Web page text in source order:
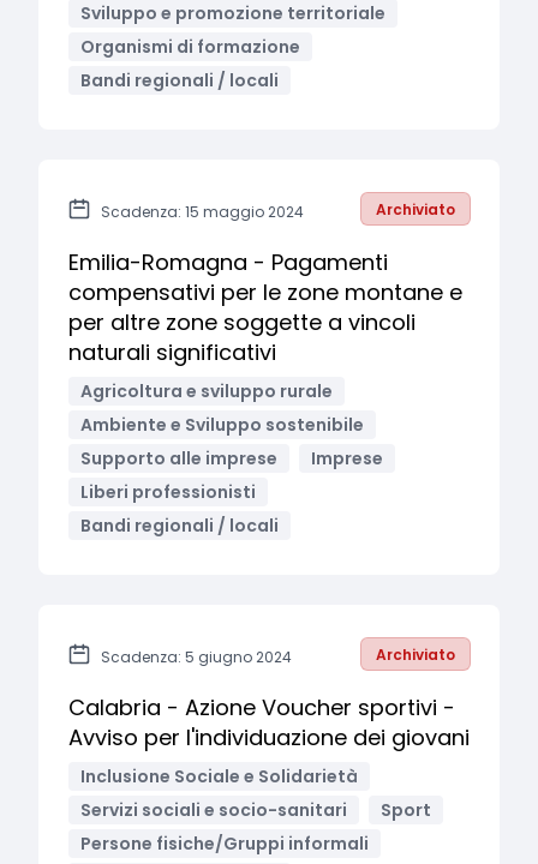
Sviluppo e promozione territoriale
Organismi di formazione
Bandi regionali / locali
Scadenza: 15 maggio 2024 Archiviato
Emilia-Romagna - Pagamenti
compensativi per le zone montane e
per altre zone soggette a vincoli
naturali significativi
Agricoltura e sviluppo rurale
Ambiente e Sviluppo sostenibile
Supporto alle imprese
Imprese
Liberi professionisti
Bandi regionali / locali
Scadenza: 5 giugno 2024 Archiviato
Calabria - Azione Voucher sportivi -
Avviso per l'individuazione dei giovani
Inclusione Sociale e Solidarietà
Servizi sociali e socio-sanitari
Sport
Persone fisiche/Gruppi informali